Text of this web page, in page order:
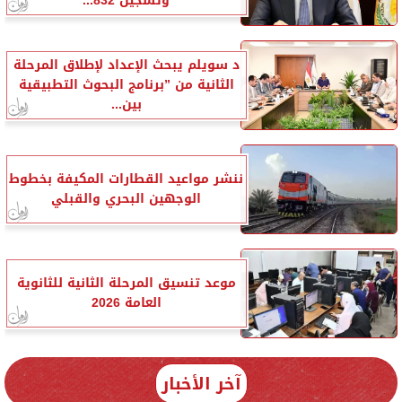
د سويلم يبحث الإعداد لإطلاق المرحلة
الثانية من ”برنامج البحوث التطبيقية
بين...
ننشر مواعيد القطارات المكيفة بخطوط
الوجهين البحري والقبلي
موعد تنسيق المرحلة الثانية للثانوية
العامة 2026
آخر الأخبار